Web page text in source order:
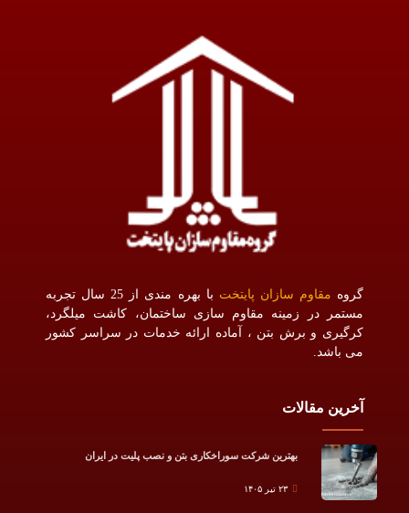
گروه مقاوم سازان پایتخت
با بهره مندی از 25 سال تجربه
مستمر در زمینه مقاوم سازی ساختمان، کاشت میلگرد،
کرگیری و برش بتن ، آماده ارائه خدمات در سراسر کشور
می باشد.
آخرین مقالات
بهترین شرکت سوراخکاری بتن و نصب پلیت در ایران
۲۳ تیر ۱۴۰۵